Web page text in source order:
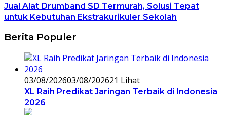
Jual Alat Drumband SD Termurah, Solusi Tepat
untuk Kebutuhan Ekstrakurikuler Sekolah
Berita Populer
03/08/202603/08/202621 Lihat
XL Raih Predikat Jaringan Terbaik di Indonesia
2026